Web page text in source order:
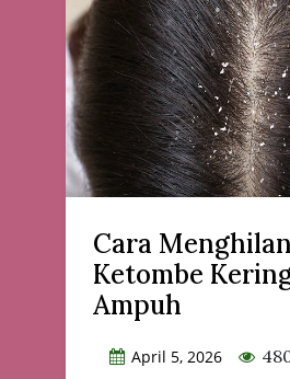
Cara
Ketombe
Ampuh
April 5, 2026